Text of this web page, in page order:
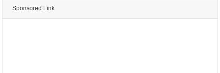
Sponsored Link